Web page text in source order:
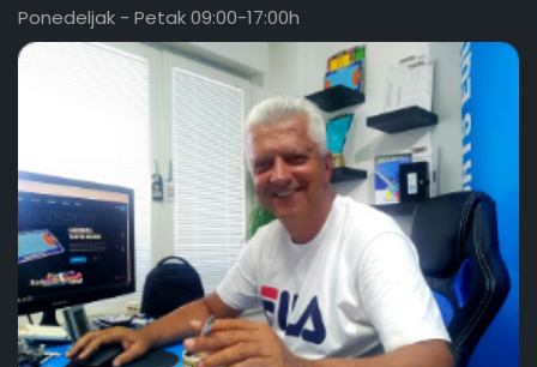
Ponedeljak - Petak 09:00-17:00h